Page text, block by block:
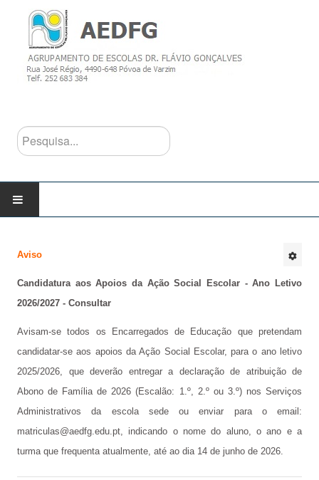
Pesquisa...
Escolas do Agrupamento
Órgãos de Gestão
Regulamento Interno
Calendário das Atividades do Agrupamento
Aviso
Candidatura aos Apoios da Ação Social Escolar - Ano Letivo
2026/2027 - Consultar
Avisam-se todos os Encarregados de Educação que pretendam
candidatar-se aos apoios da Ação Social Escolar, para o ano letivo
2025/2026, que deverão entregar a declaração de atribuição de
Abono de Família de 2026 (Escalão: 1.º, 2.º ou 3.º) nos Serviços
Administrativos da escola sede ou enviar para o email:
matriculas@aedfg.edu.pt, indicando o nome do aluno, o ano e a
turma que frequenta atualmente, até ao dia 14 de junho de 2026.